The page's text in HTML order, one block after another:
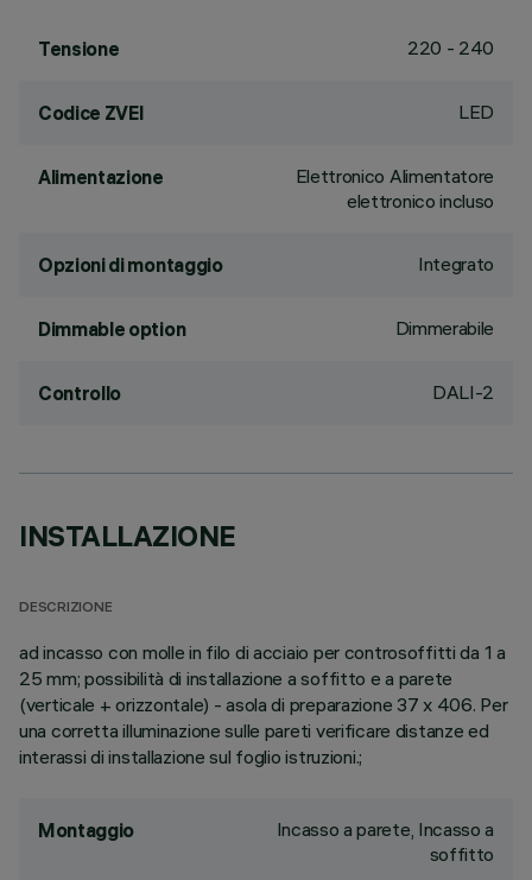
Tensione 220 - 240
Codice ZVEI LED
Alimentazione
Elettronico Alimentatore
elettronico incluso
Opzioni di montaggio Integrato
Dimmable option Dimmerabile
Controllo DALI-2
INSTALLAZIONE
DESCRIZIONE
ad incasso con molle in filo di acciaio per controsoffitti da 1 a
25 mm; possibilità di installazione a soffitto e a parete
(verticale + orizzontale) - asola di preparazione 37 x 406. Per
una corretta illuminazione sulle pareti verificare distanze ed
interassi di installazione sul foglio istruzioni.;
Montaggio
Incasso a parete, Incasso a
soffitto